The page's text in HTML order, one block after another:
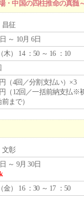
・中国の四柱推命の真髄
征
～ 10月 6日
木） 14 ：50 ～ 16 ：10
円（4回／分割支払い）×3
円（12回／一括前納支払※
まで）
彰
～ 9月 30日
金） 16 ：30 ～ 17 ：50